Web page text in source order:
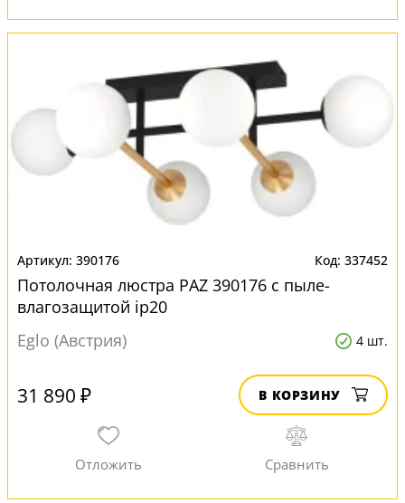
390176 337452
Потолочная люстра PAZ 390176 с пыле-
влагозащитой ip20
Eglo (Австрия)
4 шт.
31 890 ₽ В КОРЗИНУ